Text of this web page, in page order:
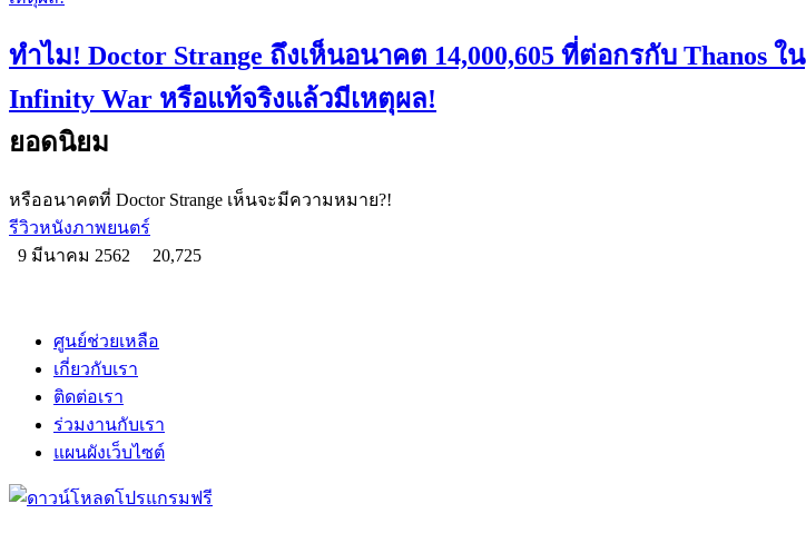
ทำไม! Doctor Strange ถึงเห็นอนาคต 14,000,605 ที่ต่อกรกับ Thanos ใน
Infinity War หรือแท้จริงแล้วมีเหตุผล!
ยอดนิยม
หรืออนาคตที่ Doctor Strange เห็นจะมีความหมาย?!
รีวิวหนังภาพยนตร์
9 มีนาคม 2562
20,725
ศูนย์ช่วยเหลือ
เกี่ยวกับเรา
ติดต่อเรา
ร่วมงานกับเรา
แผนผังเว็บไซต์